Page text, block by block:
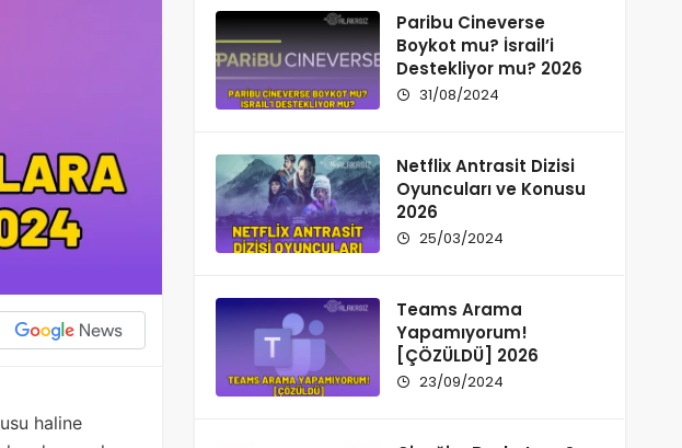
haline
Paribu Cineverse
Boykot mu? İsrail’i
Destekliyor mu? 2026
31/08/2024
Netflix Antrasit Dizisi
Oyuncuları ve Konusu
2026
25/03/2024
Teams Arama
Yapamıyorum!
[ÇÖZÜLDÜ] 2026
23/09/2024